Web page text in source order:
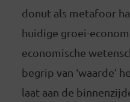
donut als metafoor
huidige groei-
economische
begrip van ‘waarde’
laat aan de